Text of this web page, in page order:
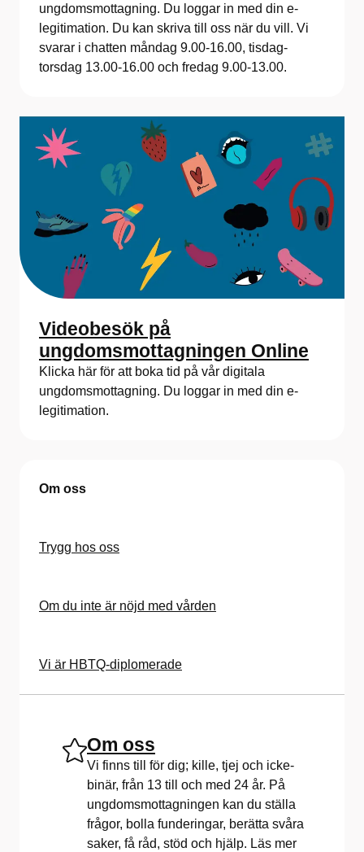
ungdomsmottagning. Du loggar in med din e-
legitimation. Du kan skriva till oss när du vill. Vi
svarar i chatten måndag 9.00-16.00, tisdag-
torsdag 13.00-16.00 och fredag 9.00-13.00.
Videobesök på
ungdomsmottagningen Online
Klicka här för att boka tid på vår digitala
ungdomsmottagning. Du loggar in med din e-
legitimation.
Om oss
Trygg hos oss
Om du inte är nöjd med vården
Vi är HBTQ-diplomerade
Om oss
Vi finns till för dig; kille, tjej och icke-
binär, från 13 till och med 24 år. På
ungdomsmottagningen kan du ställa
frågor, bolla funderingar, berätta svåra
saker, få råd, stöd och hjälp. Läs mer